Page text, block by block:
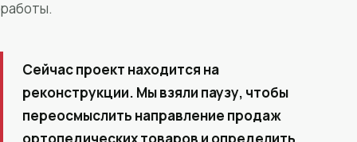
работы.
Сейчас проект находится на
реконструкции. Мы взяли паузу, чтобы
переосмыслить направление продаж